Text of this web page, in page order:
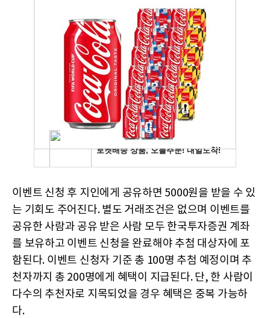
이벤트 신청 후 지인에게 공유하면 5000원을 받을 수 있
는 기회도 주어진다. 별도 거래조건은 없으며 이벤트를
공유한 사람과 공유 받은 사람 모두 한국투자증권 계좌
를 보유하고 이벤트 신청을 완료해야 추첨 대상자에 포
함된다. 이벤트 신청자 기준 총 100명 추첨 예정이며 추
천자까지 총 200명에게 혜택이 지급된다. 단, 한 사람이
다수의 추천자로 지목되었을 경우 혜택은 중복 가능하
다.